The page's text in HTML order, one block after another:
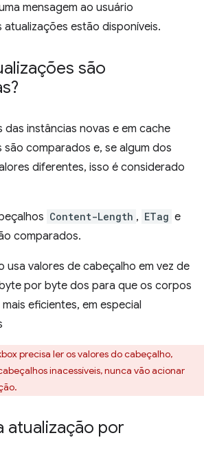
mensagem ao usuário
estão disponíveis.
são
das instâncias novas e em cache
são comparados e, se algum dos
diferentes, isso é considerado
Content-Length , ETag e
comparados.
usa valores de cabeçalho em vez de
por byte dos para que os corpos
eficientes, em especial
precisa ler os valores do cabeçalho,
inacessíveis, nunca vão acionar
atualização por